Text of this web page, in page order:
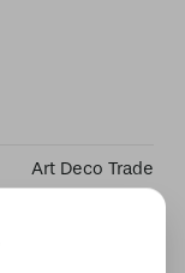
Art Deco Trade